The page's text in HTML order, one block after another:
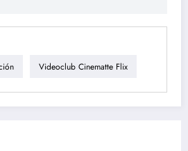
Videoclub Cinematte Flix